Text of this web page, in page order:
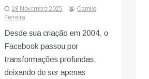
28 Novembro 2025
Camilo
Ferreira
Desde sua criação em 2004, o
Facebook passou por
transformações profundas,
deixando de ser apenas